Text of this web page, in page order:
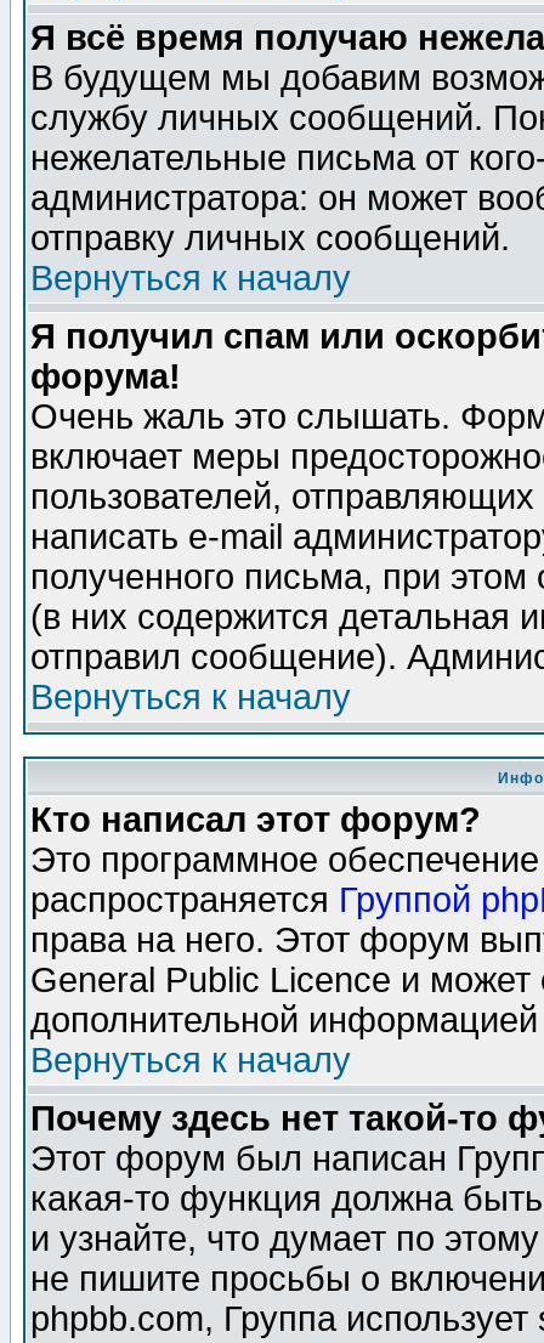
Я всё время получаю
В будущем мы добавим
службу личных сообщений.
нежелательные письма от
администратора: он может
отправку личных сообщений.
Вернуться к началу
Я получил спам или
форума!
Очень жаль это слышать.
включает меры
пользователей,
написать e-mail
полученного письма, при этом
(в них содержится детальная
отправил сообщение).
Вернуться к началу
Кто написал этот форум?
Это программное
распространяется Группой
права на него. Этот форум
General Public Licence и может
дополнительной
Вернуться к началу
Почему здесь нет такой-то
Этот форум был написан
какая-то функция должна
и узнайте, что думает по
не пишите просьбы о
phpbb.com, Группа